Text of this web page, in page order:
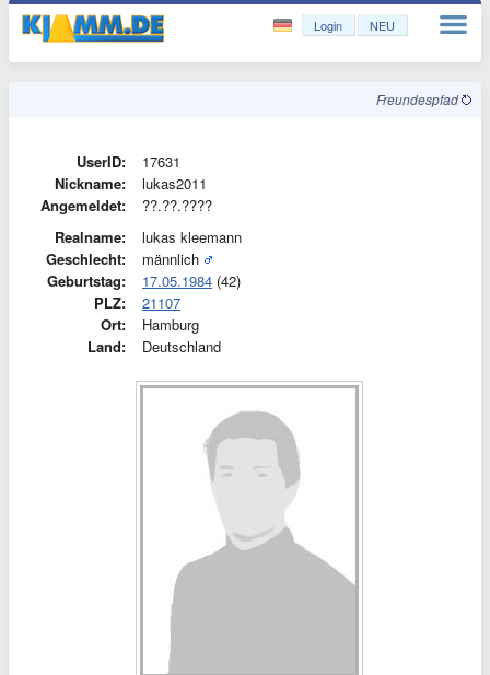
Login NEU
Freundespfad
UserID:
17631
Nickname:
lukas2011
Angemeldet:
??.??.????
Realname:
lukas kleemann
Geschlecht:
männlich
Geburtstag:
17.05.1984 (42)
PLZ:
21107
Ort:
Hamburg
Land:
Deutschland